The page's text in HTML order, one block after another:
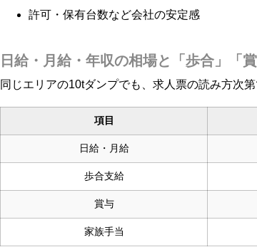
許可・保有台数など会社の安定感
日給・月給・年収の相場と「歩合」「
同じエリアの10tダンプでも、求人票の読み方次
項目
日給・月給
歩合支給
賞与
家族手当